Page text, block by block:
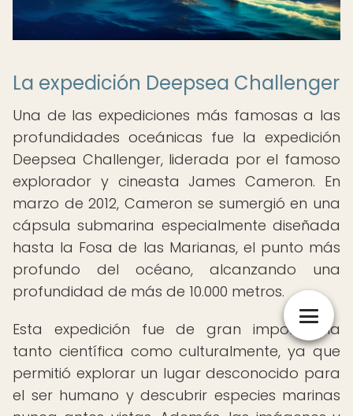
La expedición Deepsea Challenger
Una de las expediciones más famosas a las
profundidades oceánicas fue la expedición
Deepsea Challenger, liderada por el famoso
explorador y cineasta James Cameron. En
marzo de 2012, Cameron se sumergió en una
cápsula submarina especialmente diseñada
hasta la Fosa de las Marianas, el punto más
profundo del océano, alcanzando una
profundidad de más de 10.000 metros.
Esta expedición fue de gran importancia
tanto científica como culturalmente, ya que
permitió explorar un lugar desconocido para
el ser humano y descubrir especies marinas